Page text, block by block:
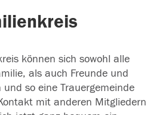
können sich sowohl alle
als auch Freunde und
so eine Trauergemeinde
mit anderen Mitgliedern